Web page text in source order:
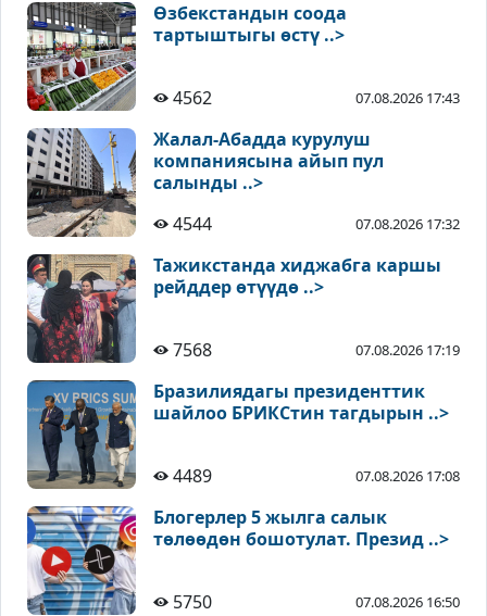
Өзбекстандын соода
тартыштыгы өстү ..>
4562 07.08.2026 17:43
Жалал-Абадда курулуш
компаниясына айып пул
салынды ..>
4544
07.08.2026 17:32
Тажикстанда хиджабга каршы
рейддер өтүүдө ..>
7568 07.08.2026 17:19
Бразилиядагы президенттик
шайлоо БРИКСтин тагдырын ..>
4489 07.08.2026 17:08
Блогерлер 5 жылга салык
төлөөдөн бошотулат. Презид ..>
5750 07.08.2026 16:50